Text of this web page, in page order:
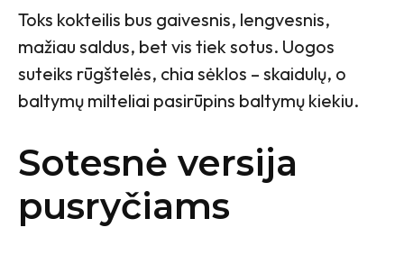
Toks kokteilis bus gaivesnis, lengvesnis,
mažiau saldus, bet vis tiek sotus. Uogos
suteiks rūgštelės, chia sėklos – skaidulų, o
baltymų milteliai pasirūpins baltymų kiekiu.
Sotesnė versija
pusryčiams